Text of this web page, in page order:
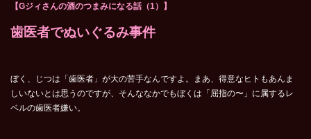
【Gジィさんの酒のつまみになる話（1）】
歯医者でぬいぐるみ事件
ぼく、じつは「歯医者」が大の苦手なんですよ。まあ、得意なヒトもあんま
しいないとは思うのですが、そんななかでもぼくは「屈指の〜」に属するレ
ベルの歯医者嫌い。